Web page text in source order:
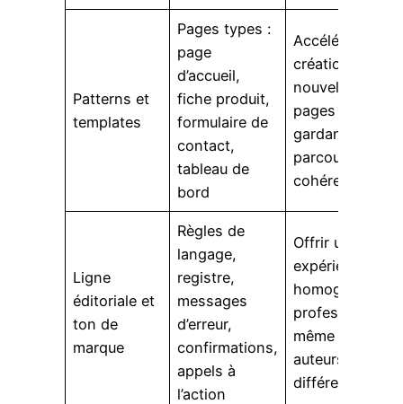
Patterns et
templates
Pages types :
page
d’accueil,
fiche produit,
formulaire de
contact,
tableau de
bord
Accélérer la
création de
nouvelles
pages tout en
gardant des
parcours
cohérents
Ligne
éditoriale et
ton de
marque
Règles de
langage,
registre,
messages
d’erreur,
confirmations,
appels à
l’action
Offrir une
expérience
homogène et
même avec des
auteurs
différents